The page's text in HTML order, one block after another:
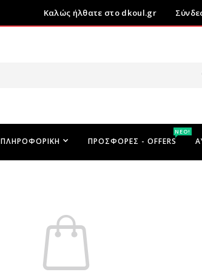
Καλώς ήλθατε στο dkoul.gr
ΠΛΗΡΟΦΟΡΙΚΉ ΠΡΟΣΦΟΡΕΣ - OFFERS
ΝΕΟ!